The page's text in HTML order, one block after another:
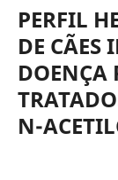
PERFIL
DE CÃES
DOENÇA
N-